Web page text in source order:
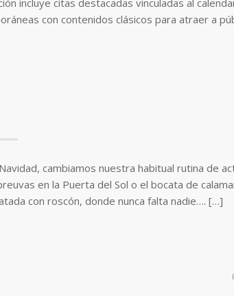
con contenidos clásicos para atraer a
cambiamos nuestra habitual rutina de
en la Puerta del Sol o el bocata de
con roscón, donde nunca falta nadie…. […]